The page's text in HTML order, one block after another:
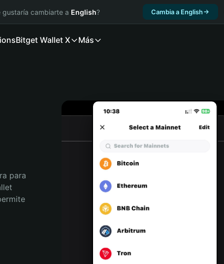
gustaría cambiarte a English? Cambia a English
Bitget Wallet X Más
para